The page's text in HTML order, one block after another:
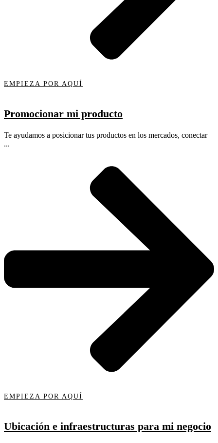
EMPIEZA POR AQUÍ
Promocionar mi producto
Te ayudamos a posicionar tus productos en los mercados, conectar
...
EMPIEZA POR AQUÍ
Ubicación e infraestructuras para mi negocio